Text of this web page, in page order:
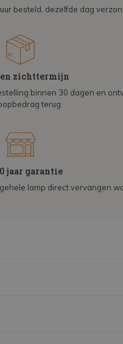
besteld, dezelfde dag
zichttermijn
binnen 30 dagen en
terug.
jaar garantie
lamp direct vervangen